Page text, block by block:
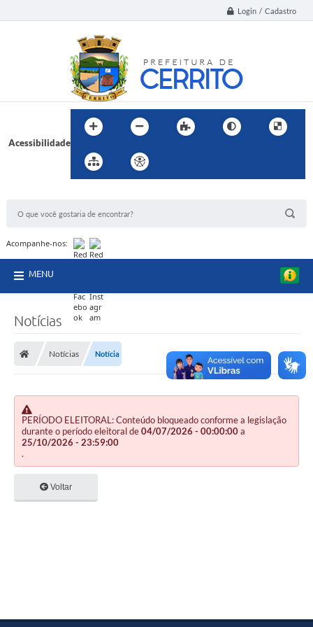
Login / Cadastro
Acessibilidade
Acompanhe-nos:
MENU
Notícias
Notícias Notícia
PERÍODO ELEITORAL: Conteúdo bloqueado conforme a legislação
durante o período eleitoral de04/07/2026 - 00:00:00a
25/10/2026 - 23:59:00
.
Voltar